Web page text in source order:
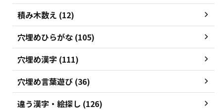
積み木数え (12)
穴埋めひらがな (105)
穴埋め漢字 (111)
穴埋め言葉遊び (36)
違う漢字・絵探し (126)